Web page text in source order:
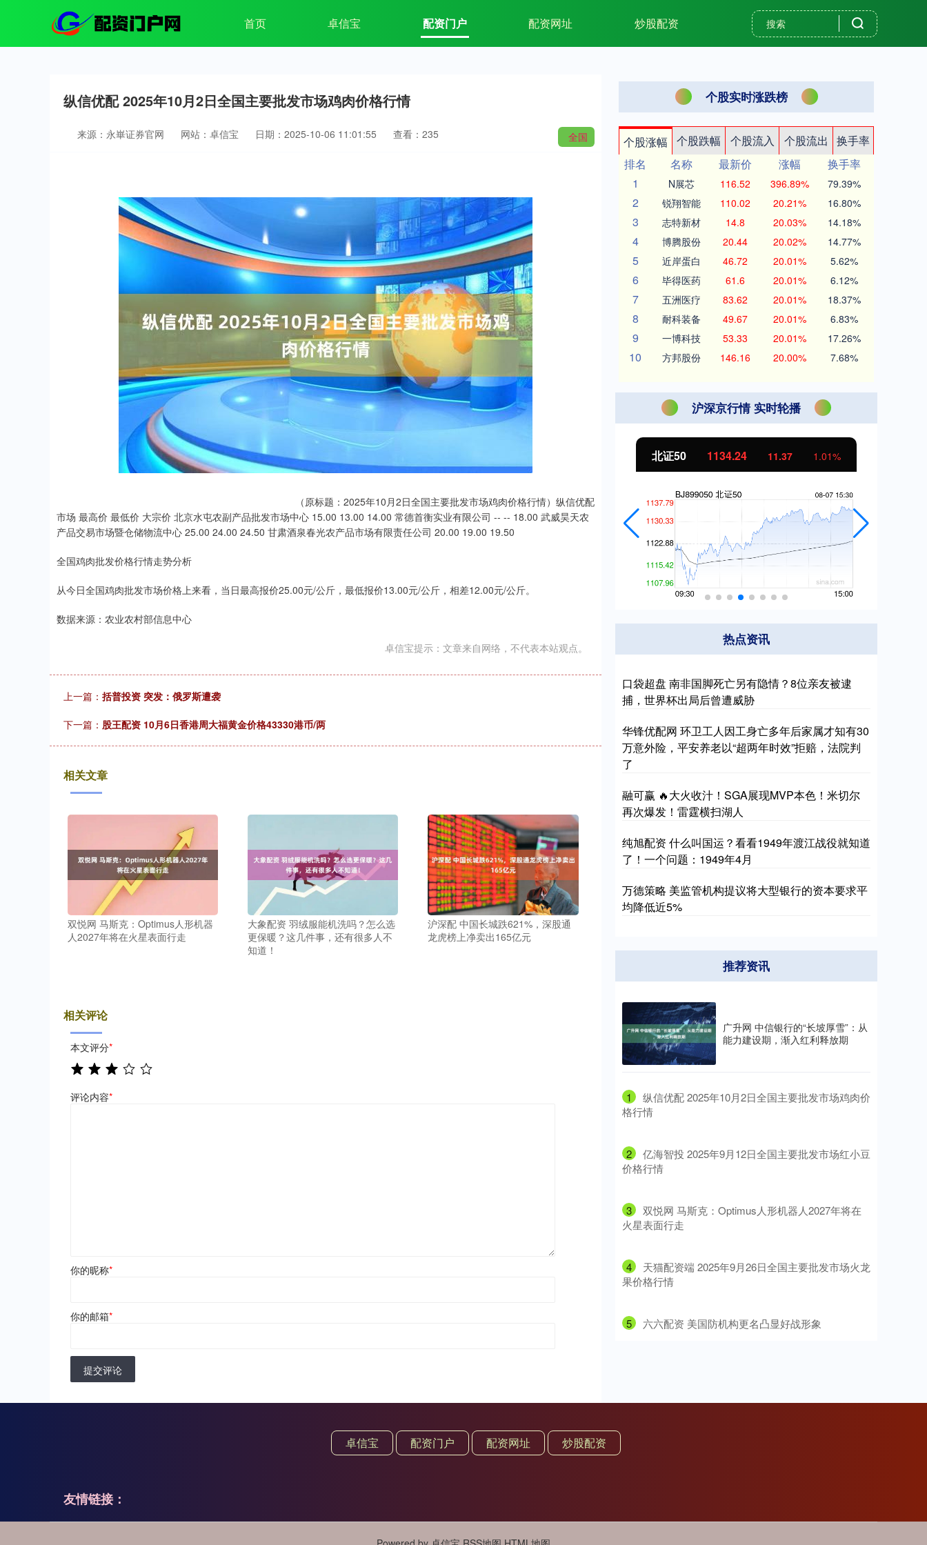
首页 卓信宝 配资门户 配资网址 炒股配资
纵信优配 2025年10月2日全国主要批发市场鸡肉价格行情
全国
来源：永崋证券官网 网站：卓信宝 日期：2025-10-06 11:01:55 查看：235
（原标题：2025年10月2日全国主要批发市场鸡肉价格行情）纵信优配
市场 最高价 最低价 大宗价 北京水屯农副产品批发市场中心 15.00 13.00 14.00 常德首衡实业有限公司 -- -- 18.00 武威昊天农
产品交易市场暨仓储物流中心 25.00 24.00 24.50 甘肃酒泉春光农产品市场有限责任公司 20.00 19.00 19.50
全国鸡肉批发价格行情走势分析
从今日全国鸡肉批发市场价格上来看，当日最高报价25.00元/公斤，最低报价13.00元/公斤，相差12.00元/公斤。
数据来源：农业农村部信息中心
卓信宝提示：文章来自网络，不代表本站观点。
上一篇： 括普投资 突发：俄罗斯遭袭
下一篇： 股王配资 10月6日香港周大福黄金价格43330港币/两
相关文章
双悦网 马斯克：Optimus人形机器
人2027年将在火星表面行走
大象配资 羽绒服能机洗吗？怎么选
更保暖？这几件事，还有很多人不
知道！
沪深配 中国长城跌621%，深股通
龙虎榜上净卖出165亿元
相关评论
本文评分*
评论内容*
你的昵称*
你的邮箱*
提交评论
个股实时涨跌榜
个股涨幅 个股跌幅 个股流入 个股流出
换手率
排名
名称 最新价 涨幅
换手率
1
N展芯 116.52 396.89% 79.39%
2 锐翔智能 110.02 20.21% 16.80%
3 志特新材 14.8 20.03% 14.18%
4 博腾股份 20.44 20.02% 14.77%
5 近岸蛋白 46.72 20.01% 5.62%
6 毕得医药 61.6 20.01% 6.12%
7 五洲医疗 83.62 20.01% 18.37%
8 耐科装备 49.67 20.01% 6.83%
9 一博科技 53.33 20.01% 17.26%
10 方邦股份 146.16 20.00% 7.68%
沪深京行情 实时轮播
深证成指 14311.01 200.89 1.42% 北证50 1134.24 11.37 1.01%
热点资讯
口袋超盘 南非国脚死亡另有隐情？8位亲友被逮
捕，世界杯出局后曾遭威胁
华锋优配网 环卫工人因工身亡多年后家属才知有30
万意外险，平安养老以“超两年时效”拒赔，法院判
了
融可赢 🔥大火收汁！SGA展现MVP本色！米切尔
再次爆发！雷霆横扫湖人
纯旭配资 什么叫国运？看看1949年渡江战役就知道
了！一个问题：1949年4月
万德策略 美监管机构提议将大型银行的资本要求平
均降低近5%
推荐资讯
广升网 中信银行的“长坡厚雪”：从
能力建设期，渐入红利释放期
1
​纵信优配 2025年10月2日全国主要批发市场鸡肉价
格行情
2
​亿海智投 2025年9月12日全国主要批发市场红小豆
价格行情
3
​双悦网 马斯克：Optimus人形机器人2027年将在
火星表面行走
4
​天猫配资端 2025年9月26日全国主要批发市场火龙
果价格行情
5 ​六六配资 美国防机构更名凸显好战形象
卓信宝 配资门户 配资网址 炒股配资
友情链接：